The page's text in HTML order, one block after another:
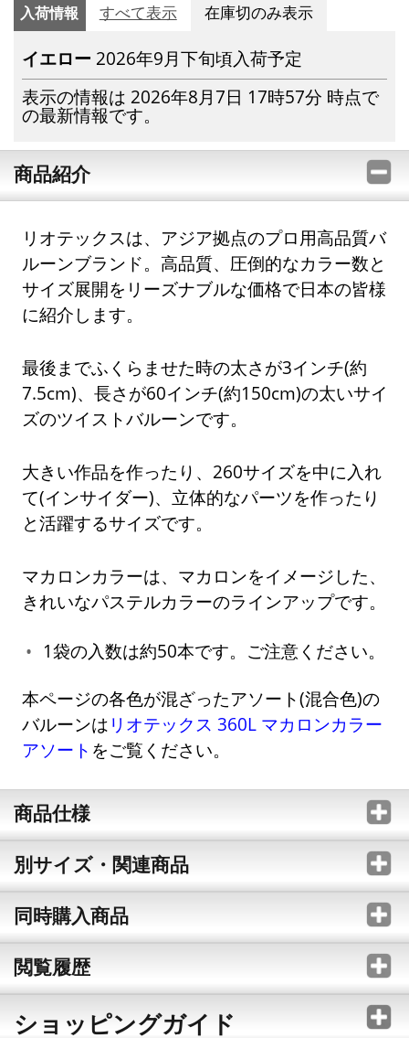
入荷情報 すべて表示 在庫切のみ表示
イエロー 2026年9月下旬頃入荷予定
表示の情報は 2026年8月7日 17時57分 時点で
の最新情報です。
商品紹介
リオテックスは、アジア拠点のプロ用高品質バ
ルーンブランド。高品質、圧倒的なカラー数と
サイズ展開をリーズナブルな価格で日本の皆様
に紹介します。
最後までふくらませた時の太さが3インチ(約
7.5cm)、長さが60インチ(約150cm)の太いサイ
ズのツイストバルーンです。
大きい作品を作ったり、260サイズを中に入れ
て(インサイダー)、立体的なパーツを作ったり
と活躍するサイズです。
マカロンカラーは、マカロンをイメージした、
きれいなパステルカラーのラインアップです。
1袋の入数は約50本です。ご注意ください。
本ページの各色が混ざったアソート(混合色)の
バルーンは リオテックス 360L マカロンカラー
アソート をご覧ください。
商品仕様
別サイズ・関連商品
同時購入商品
閲覧履歴
ショッピングガイド